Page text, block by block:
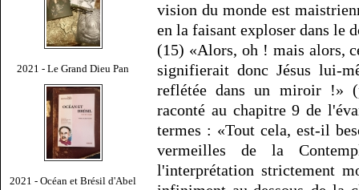
2021 - Le Grand Dieu Pan
2021 - Océan et Brésil d'Abel
vision du monde est
en la faisant exploser dans le
(15) «Alors, oh ! mais alors,
signifierait donc Jésus lui-
reflétée dans un miroir !»
raconté au chapitre 9 de
termes : «Tout cela, est-il
vermeilles de la
l'interprétation strictement